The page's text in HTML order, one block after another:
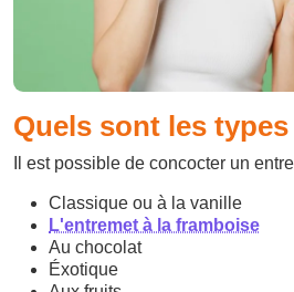
Quels sont les
Il est possible de concocter un
Classique ou à la vanille
L'entremet à la framboise
Au chocolat
Éxotique